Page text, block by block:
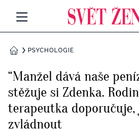
Všechny kategorie
Rozhovory
RETROHUBKY
PSYCHOLOGIE
DOMŮPSYCHOLOGIE
“Manžel dává naše
stěžuje si Zdenka.
terapeutka
zvládnout